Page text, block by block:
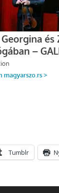
Tumblr